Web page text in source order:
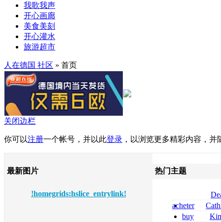
我歌我声
开心画廊
美食美刻
开心灌水
旅游超市
人在德国 社区 » 首页
关闭边栏
你可以注册一个帐号，并以此登录 ，以浏览更多精彩内容，
最新图片
!homegrids:hslice_entrylink!
热门主题
tizanidine
sans
acheter
dapsone site
buy